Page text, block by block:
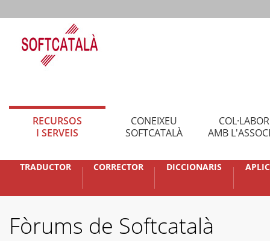
RECURSOS
I SERVEIS
CONEIXEU
SOFTCATALÀ
AMB
TRADUCTOR CORRECTOR DICCIONARIS
Fòrums de Softcatalà